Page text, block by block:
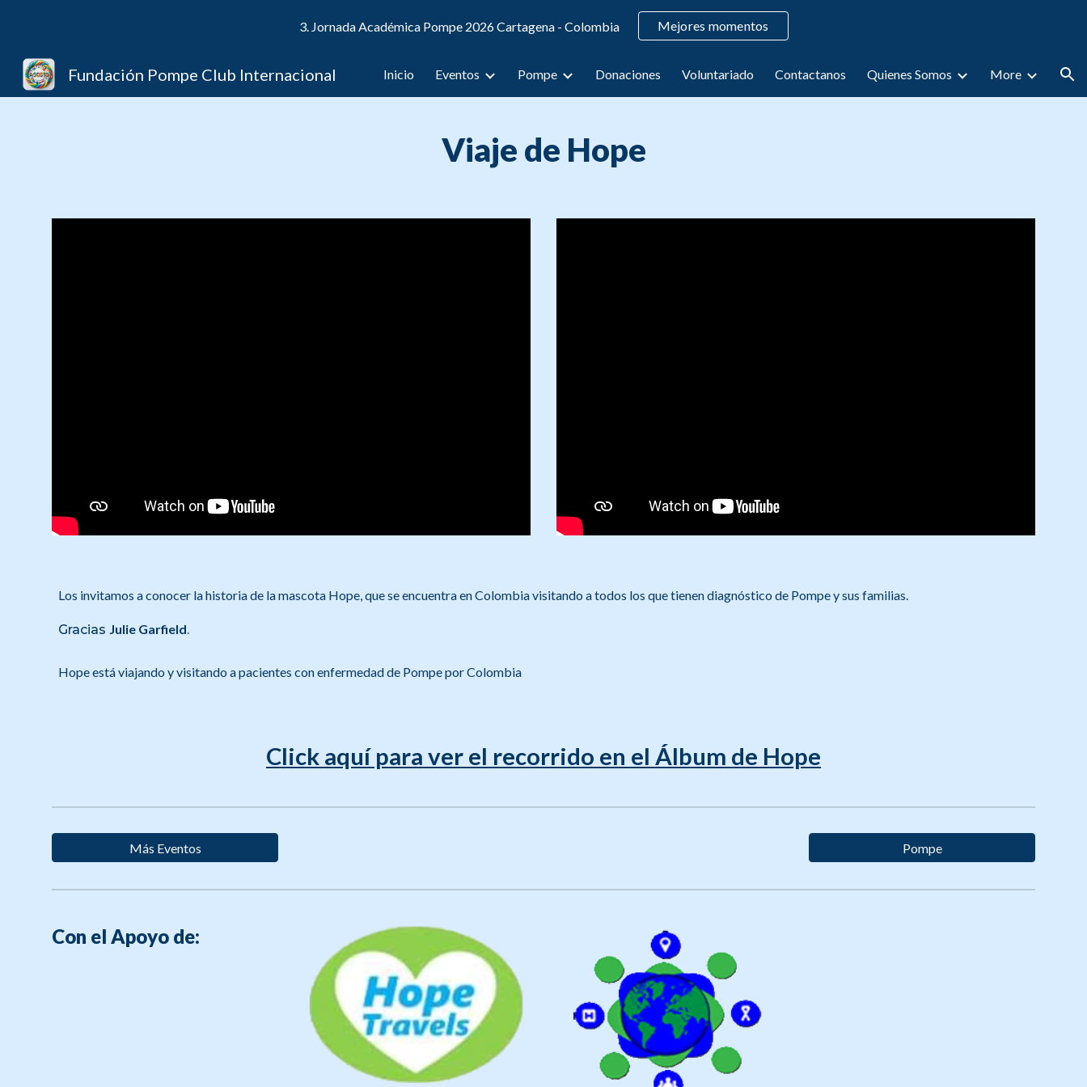
Skip to main content Skip to navigation
3. Jornada Académica Pompe 2026 Cartagena - Colombia Mejores momentos
Fundación Pompe Club Internacional Inicio Eventos Pompe Donaciones Voluntariado Contactanos Quienes Somos More
Viaje de Hope
Los invitamos a conocer la historia de la mascota Hope, que se encuentra en Colombia visitando a todos los que tienen diagnóstico de Pompe y sus familias.
Gracias Julie Garfield.
Hope está viajando y visitando a pacientes con enfermedad de Pompe por Colombia
Click aquí para ver el recorrido en el Álbum de Hope
Más Eventos Pompe
Con el Apoyo de: